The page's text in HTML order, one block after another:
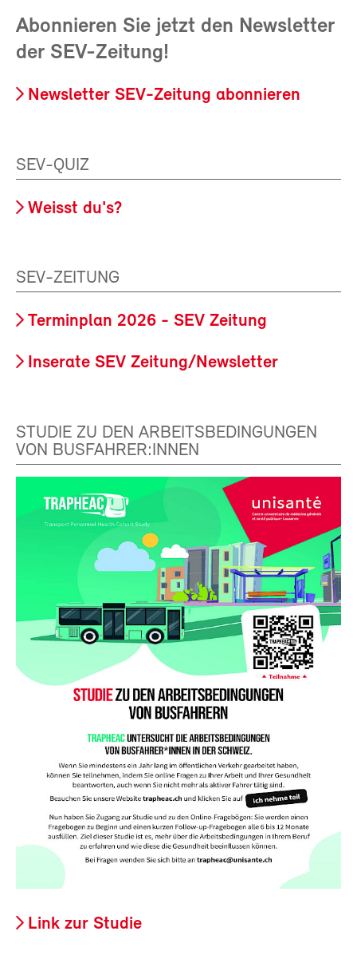
Abonnieren Sie jetzt den Newsletter
der SEV-Zeitung!
Newsletter SEV-Zeitung abonnieren
SEV-QUIZ
Weisst du's?
SEV-ZEITUNG
Terminplan 2026 - SEV Zeitung
Inserate SEV Zeitung/Newsletter
STUDIE ZU DEN ARBEITSBEDINGUNGEN
VON BUSFAHRER:INNEN
Link zur Studie